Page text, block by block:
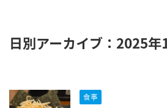
日別アーカイブ：2025年
食事